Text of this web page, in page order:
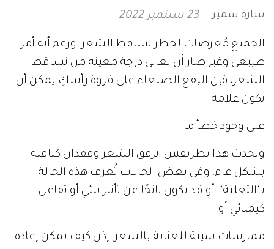
سارة سمير 23 سبتمبر 2022
الجميع مُعرضات لخطر تساقط الشعر، ورغم أنه أمر
طبيعي وغير ضار أن تعاني درجة معينة من تساقط
الشعر، فإن البقع الصلعاء على فروة رأسكِ يمكن أن
تكون علامة
على وجود خطأ ما.
ويحدث هذا بطريقتين: ترقق الشعر وفقدان كثافته
بشكل عام، وفي بعض الحالات تُعرف هذه الحالة
بـ"الثعلبة"، أو قد يكون ناتجًا عن تأثير بيئي أو تفاعل
كيميائي أو
ممارسات سيئة للعناية بالشعر، إذن كيف يمكن إعادة